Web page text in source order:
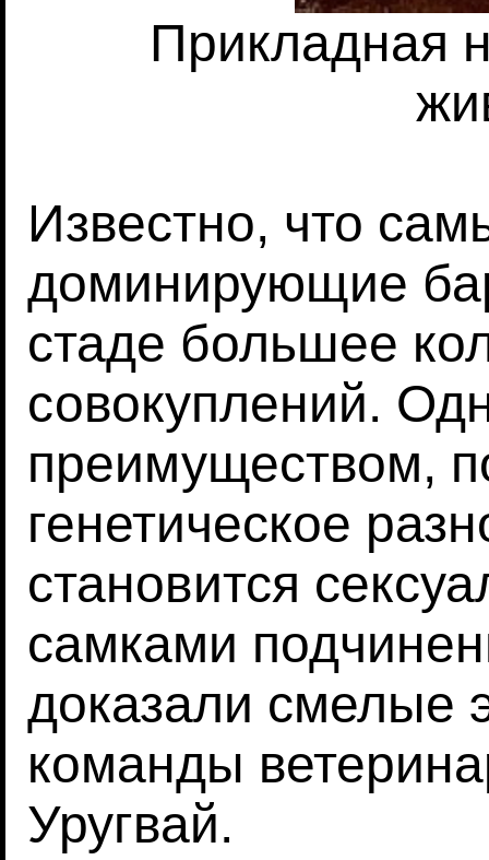
Прикладная
Известно, что
доминирующие
стаде большее
совокуплений.
преимуществом,
генетическое
становится
самками
доказали смелые
команды
Уругвай.